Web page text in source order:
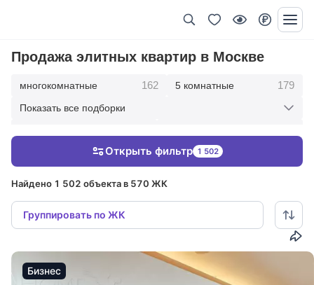
Продажа элитных квартир в Москве
многокомнатные 162 5 комнатные 179
209 1 комнатные
Показать все подборки
Найдено 1 502 объекта в 570 ЖК
Группировать по ЖК
Открыть фильтр 1 502
Бизнес